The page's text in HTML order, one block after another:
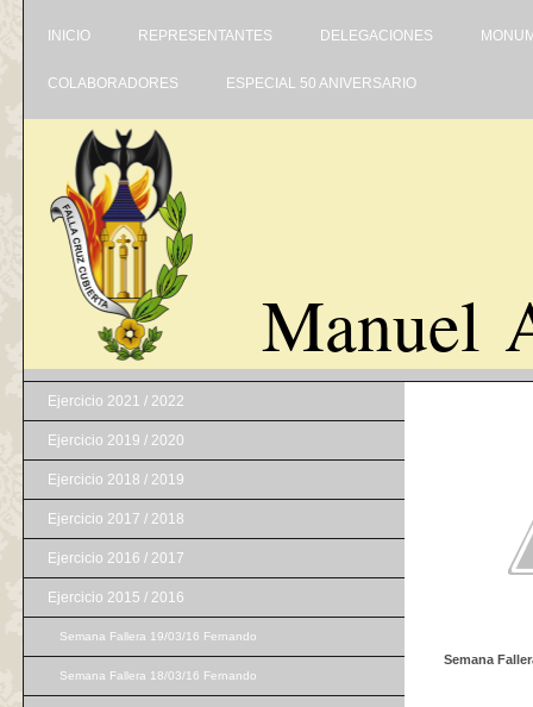
INICIO REPRESENTANTES DELEGACIONES
COLABORADORES ESPECIAL 50 ANIVERSARIO
Manuel
Ejercicio 2021 / 2022
Ejercicio 2019 / 2020
Ejercicio 2018 / 2019
Ejercicio 2017 / 2018
Ejercicio 2016 / 2017
Ejercicio 2015 / 2016
Semana Fallera 19/03/16 Fernando
Semana Fallera 18/03/16 Fernando
Semana